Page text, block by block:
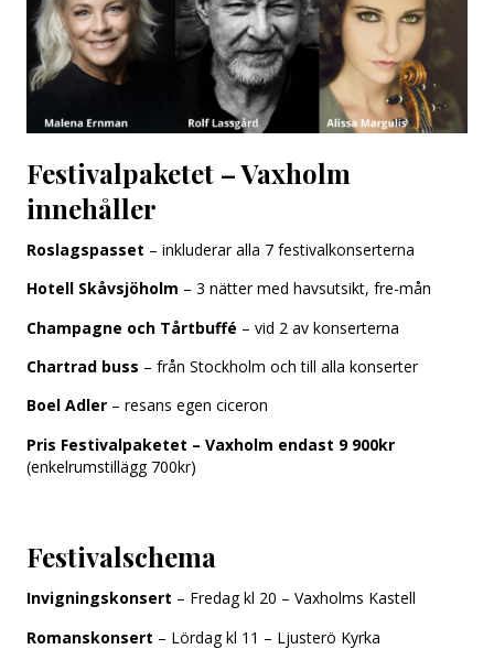
Festivalpaketet – Vaxholm
innehåller
Roslagspasset – inkluderar alla 7 festivalkonserterna
Hotell Skåvsjöholm – 3 nätter med havsutsikt, fre-mån
Champagne och Tårtbuffé – vid 2 av konserterna
Chartrad buss – från Stockholm och till alla konserter
Boel Adler – resans egen ciceron
Pris Festivalpaketet – Vaxholm endast 9 900kr
(enkelrumstillägg 700kr)
Festivalschema
Invigningskonsert – Fredag kl 20 – Vaxholms Kastell
Romanskonsert – Lördag kl 11 – Ljusterö Kyrka